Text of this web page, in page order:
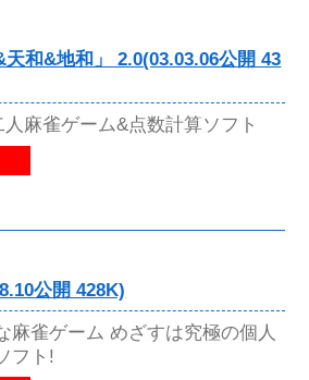
和&地和」 2.0(03.03.06公開 43
麻雀ゲーム&点数計算ソフト
公開 428K)
麻雀ゲーム めざすは究極の個人
フト!